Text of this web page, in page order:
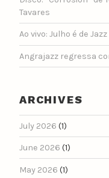
Tavares
Ao vivo: Julho é de
Angrajazz regressa
ARCHIVES
July 2026 (1)
June 2026 (1)
May 2026 (1)